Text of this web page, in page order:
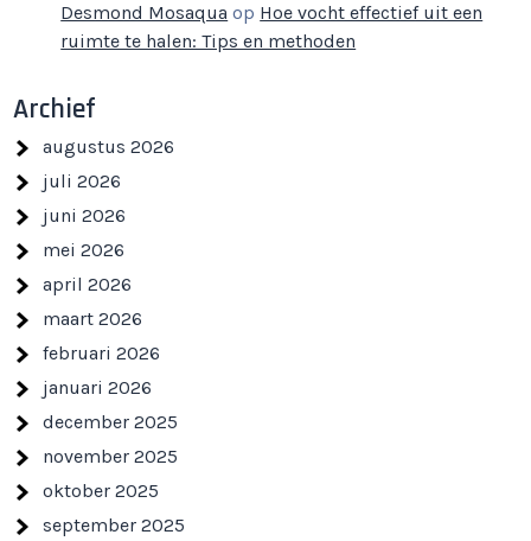
Desmond Mosaqua op Hoe vocht effectief uit een
ruimte te halen: Tips en methoden
Archief
augustus 2026
juli 2026
juni 2026
mei 2026
april 2026
maart 2026
februari 2026
januari 2026
december 2025
november 2025
oktober 2025
september 2025